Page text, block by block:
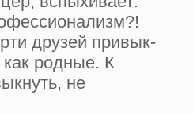
друзей привык­
родные. К
не